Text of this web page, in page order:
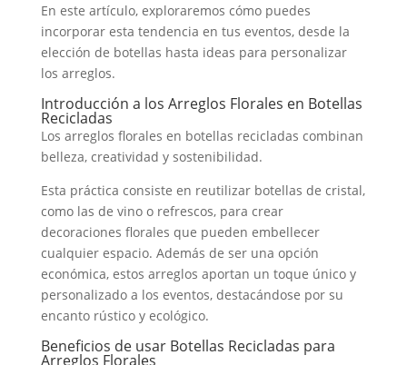
En este artículo, exploraremos cómo puedes
incorporar esta tendencia en tus eventos, desde la
elección de botellas hasta ideas para personalizar
los arreglos.
Introducción a los Arreglos Florales en Botellas
Recicladas
Los arreglos florales en botellas recicladas combinan
belleza, creatividad y sostenibilidad.
Esta práctica consiste en reutilizar botellas de cristal,
como las de vino o refrescos, para crear
decoraciones florales que pueden embellecer
cualquier espacio. Además de ser una opción
económica, estos arreglos aportan un toque único y
personalizado a los eventos, destacándose por su
encanto rústico y ecológico.
Beneficios de usar Botellas Recicladas para
Arreglos Florales